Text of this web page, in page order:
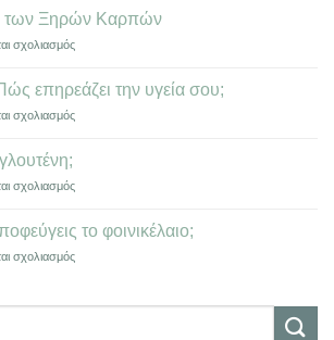
&
Οφέλη
της
Σοκολάτας
των Ξηρών Καρπών
σχολιασμόςστο
Οφέλη
των
Ξηρών
επηρεάζει την υγεία σου;
σχολιασμόςστο
την
σου;
σχολιασμόςστο
η
γλουτένη;
το φοινικέλαιο;
σχολιασμόςστο
αποφεύγεις